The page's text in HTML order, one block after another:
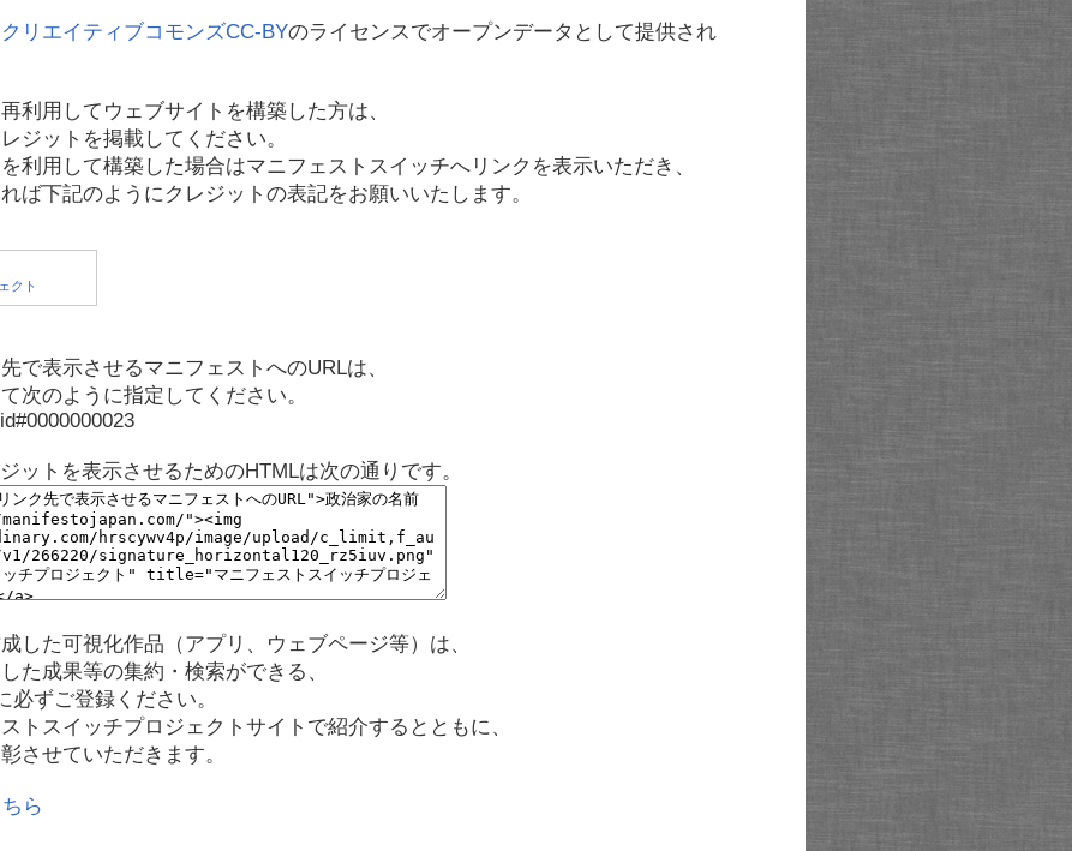
クリエイティブコモンズCC-BYのライセンスでオープンデータとして提供され
利用してウェブサイトを構築した方は、
ジットを掲載してください。
利用して構築した場合はマニフェストスイッチへリンクを表示いただき、
ば下記のようにクレジットの表記をお願いいたします。
で表示させるマニフェストへのURLは、
次のように指定してください。
ットを表示させるためのHTMLは次の通りです。
した可視化作品（アプリ、ウェブページ等）は、
た成果等の集約・検索ができる、
必ずご登録ください。
トスイッチプロジェクトサイトで紹介するとともに、
させていただきます。
ら